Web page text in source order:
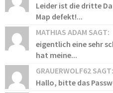
Leider ist die dritte
Map defekt!...
MATHIAS ADAM SAGT:
eigentlich eine sehr
hat meine...
GRAUERWOLF62 SAGT:
Hallo, bitte das